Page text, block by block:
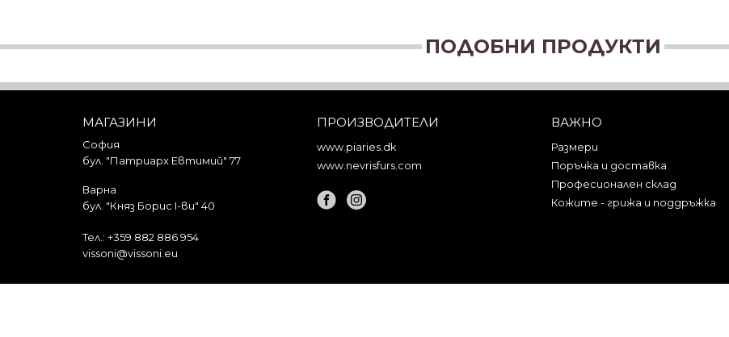
ПОДОБНИ ПРОДУКТИ
МАГАЗИНИ
София
бул. "Патриарх Евтимий" 77
Варна
бул. "Княз Борис I-ви" 40
Тел.: +359 882 886 954
vissoni@vissoni.eu
ПРОИЗВОДИТЕЛИ
www.piaries.dk
www.nevrisfurs.com
ВАЖНО
Размери
Поръчка и доставка
Професионален склад
Кожите - грижа и поддръжка